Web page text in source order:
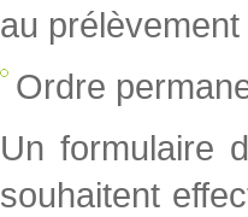
au
Ordre
Un formulaire
souhaitent